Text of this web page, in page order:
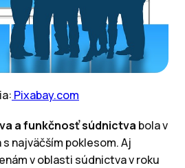
Pixabay.com
a funkčnosť súdnictva bola v
najväčším poklesom. Aj
v oblasti súdnictva v roku